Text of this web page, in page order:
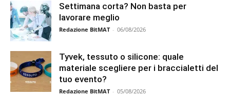
Settimana corta? Non basta per
lavorare meglio
Redazione BitMAT - 06/08/2026
Tyvek, tessuto o silicone: quale
materiale scegliere per i braccialetti del
tuo evento?
Redazione BitMAT - 05/08/2026